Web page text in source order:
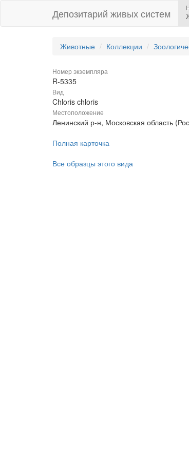
Депозитарий живых систем
Животные Коллекции
Номер экземпляра
R-5335
Вид
Chloris chloris
Местоположение
Ленинский р-н, Московская область
Полная карточка
Все образцы этого вида